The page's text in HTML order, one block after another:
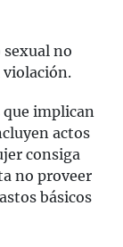
no
violación.
que implican
actos
consiga
no proveer
básicos